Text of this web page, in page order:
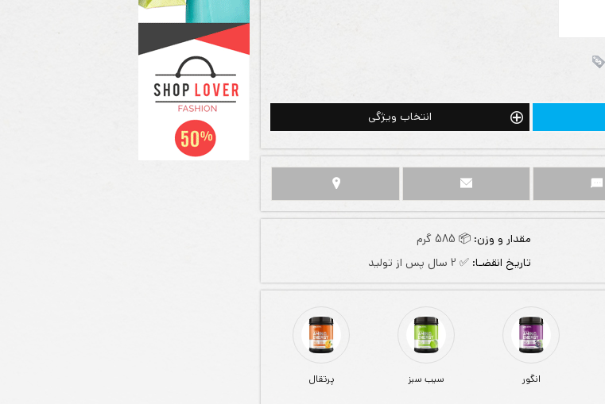
انتخاب ویژگی
مقدار و وزن: 📦 585 گرم
تاریخ انقضـا: ✅ 2 سال پس از تولید
انگور سیب سبز پرتقال